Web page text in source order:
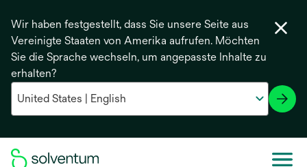
Wir haben festgestellt, dass Sie unsere Seite aus
Vereinigte Staaten von Amerika aufrufen. Möchten
Sie die Sprache wechseln, um angepasste Inhalte zu
erhalten?